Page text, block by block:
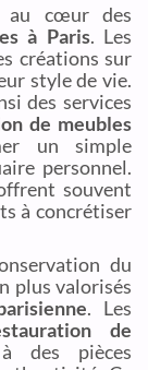
au cœur des
à Paris. Les
créations sur
style de vie.
des services
de meubles
un simple
personnel.
souvent
à concrétiser
du
plus valorisés
. Les
de
des pièces